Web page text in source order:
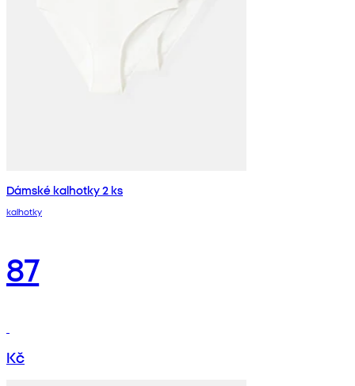
Dámské kalhotky 2 ks
kalhotky
87
Kč